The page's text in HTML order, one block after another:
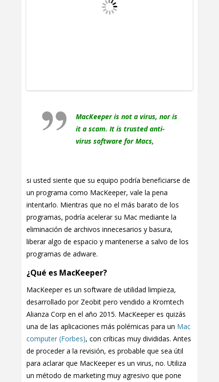
MacKeeper is not a virus, nor is
it a scam. It is trusted anti-
virus software for Macs,
si usted siente que su equipo podría beneficiarse de
un programa como MacKeeper, vale la pena
intentarlo. Mientras que no el más barato de los
programas, podría acelerar su Mac mediante la
eliminación de archivos innecesarios y basura,
liberar algo de espacio y mantenerse a salvo de los
programas de adware.
¿Qué es MacKeeper?
MacKeeper es un software de utilidad limpieza,
desarrollado por Zeobit pero vendido a Kromtech
Alianza Corp en el año 2015. MacKeeper es quizás
una de las aplicaciones más polémicas para un Mac
computer (Forbes), con críticas muy divididas. Antes
de proceder a la revisión, es probable que sea útil
para aclarar que MacKeeper es un virus, no. Utiliza
un método de marketing muy agresivo que pone